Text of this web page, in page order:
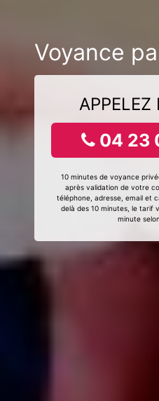
Voyance
04 23
10 minutes de voyance
après validation de votre
téléphone, adresse, email et
delà des 10 minutes, le tarif
minute